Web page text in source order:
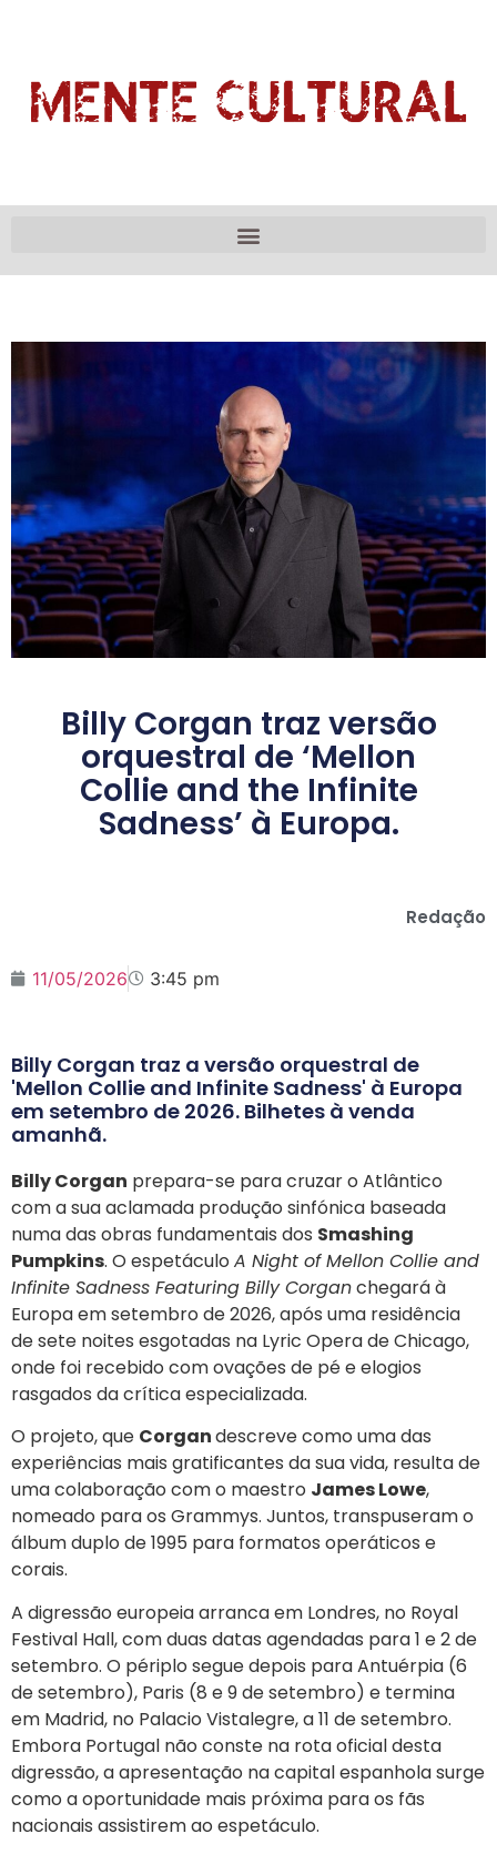
Billy Corgan traz versão
orquestral de ‘Mellon
Collie and the Infinite
Sadness’ à Europa.
Redação
11/05/2026 3:45 pm
Billy Corgan traz a versão orquestral de
'Mellon Collie and Infinite Sadness' à Europa
em setembro de 2026. Bilhetes à venda
amanhã.
Billy Corgan prepara-se para cruzar o Atlântico
com a sua aclamada produção sinfónica baseada
numa das obras fundamentais dos Smashing
Pumpkins. O espetáculo A Night of Mellon Collie and
Infinite Sadness Featuring Billy Corganchegará à
Europa em setembro de 2026, após uma residência
de sete noites esgotadas na Lyric Opera de Chicago,
onde foi recebido com ovações de pé e elogios
rasgados da crítica especializada.
O projeto, que Corgandescreve como uma das
experiências mais gratificantes da sua vida, resulta de
uma colaboração com o maestro James Lowe,
nomeado para os Grammys. Juntos, transpuseram o
álbum duplo de 1995 para formatos operáticos e
corais.
A digressão europeia arranca em Londres, no Royal
Festival Hall, com duas datas agendadas para 1 e 2 de
setembro. O périplo segue depois para Antuérpia (6
de setembro), Paris (8 e 9 de setembro) e termina
em Madrid, no Palacio Vistalegre, a 11 de setembro.
Embora Portugal não conste na rota oficial desta
digressão, a apresentação na capital espanhola surge
como a oportunidade mais próxima para os fãs
nacionais assistirem ao espetáculo.